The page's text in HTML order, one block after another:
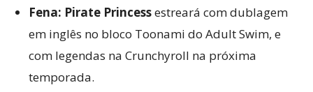
Fena: Pirate Princessestreará com dublagem
em inglês no bloco Toonami do Adult Swim, e
com legendas na Crunchyroll na próxima
temporada.